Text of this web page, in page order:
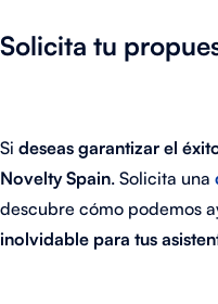
Solicita tu
Si deseas garantizar el
Novelty Spain. Solicita una
descubre cómo podemos
inolvidable para tus